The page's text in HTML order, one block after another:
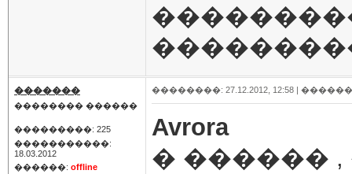
�������
�������� ������
���������: 225
�����������:
18.03.2012
������: offline
��������: 27.12.2012, 12:58 |
Avrora
� ������